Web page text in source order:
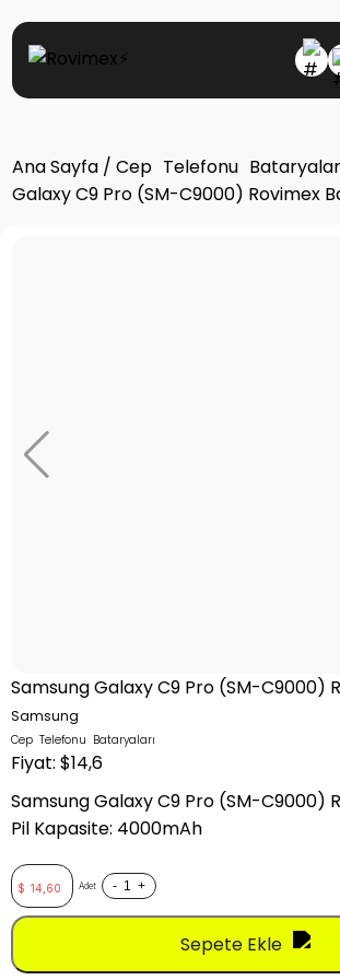
Ana Sayfa / Cep Telefonu
Galaxy C9 Pro (SM-C9000) Rovimex
Samsung Galaxy C9 Pro (SM-C9000)
Samsung
Cep Telefonu Bataryaları
Fiyat: $14,6
Samsung Galaxy C9 Pro (SM-C9000)
Pil Kapasite: 4000mAh
$ 14,60 Adet - +
Sepete Ekle